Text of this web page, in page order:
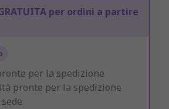
per ordini a partire
per la spedizione
pronte per la spedizione